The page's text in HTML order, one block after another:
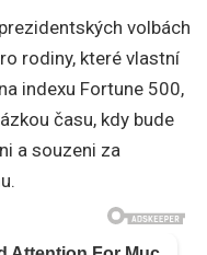
volbách
rodiny, které vlastní
indexu Fortune 500,
času, kdy bude
a souzeni za